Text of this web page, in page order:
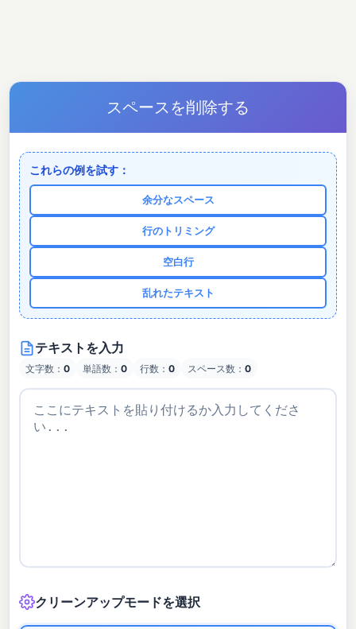
スペースを削除する
これらの例を試す：
余分なスペース
行のトリミング
空白行
乱れたテキスト
テキストを入力
文字数：0 単語数：0 行数：0 スペース数：0
クリーンアップモードを選択